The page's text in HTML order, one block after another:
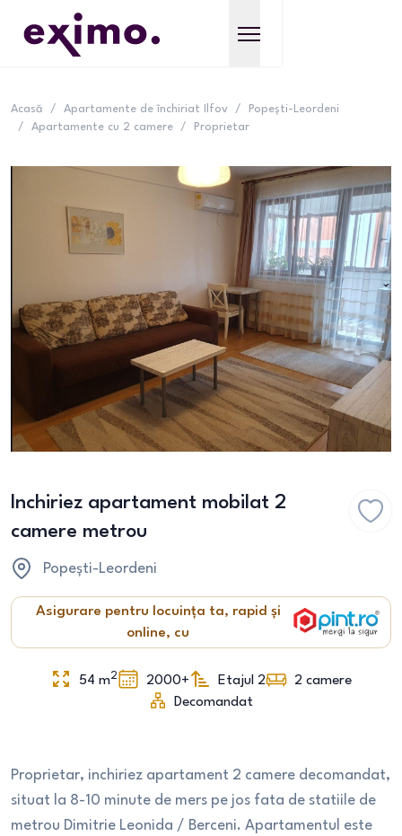
Acasă / Apartamente de închiriat Ilfov /
Popești-Leordeni
/
Apartamente cu 2 camere / Proprietar
Inchiriez apartament mobilat 2
camere metrou
Popești-Leordeni
Asigurare pentru locuința ta, rapid și
online, cu
54 m2 2000+ Etajul 2 2 camere
Decomandat
Proprietar, inchiriez apartament 2 camere decomandat,
situat la 8-10 minute de mers pe jos fata de statiile de
metrou Dimitrie Leonida / Berceni. Apartamentul este